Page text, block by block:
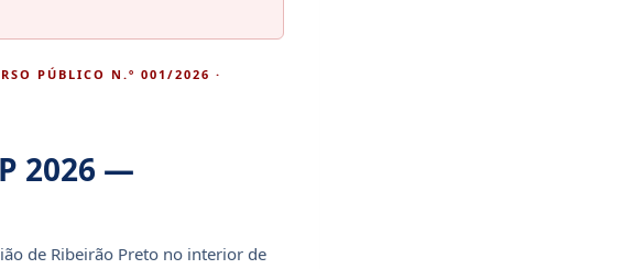
PÚBLICO N.º 001/2026 ·
2026 —
de Ribeirão Preto no interior de